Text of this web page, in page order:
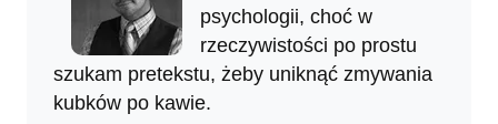
psychologii, choć w
rzeczywistości po prostu
szukam pretekstu, żeby uniknąć zmywania
kubków po kawie.